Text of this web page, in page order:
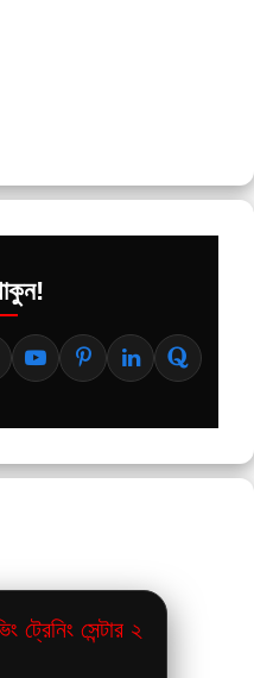
সেন্টার ২